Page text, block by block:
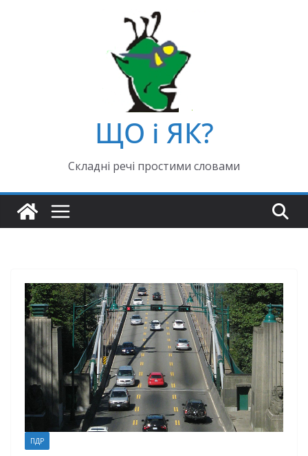
ЩО і ЯК?
Складні речі простими словами
ПДР